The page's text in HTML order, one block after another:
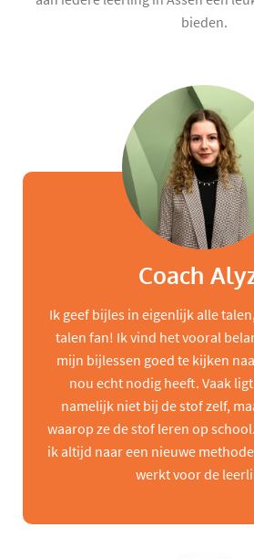
bieden.
Coach
Ik geef bijles in eigenlijk alle
talen fan! Ik vind het vooral
mijn bijlessen goed te kijken
nou echt nodig heeft. Vaak
namelijk niet bij de stof zelf,
waarop ze de stof leren op
ik altijd naar een nieuwe
werkt voor de